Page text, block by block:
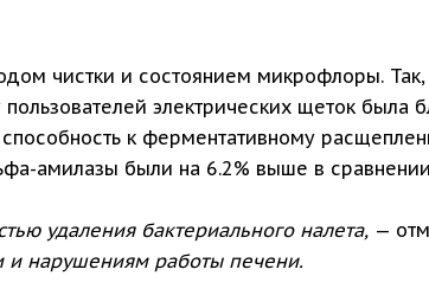
чистки и состоянием микрофлоры.
пользователей электрических щеток
к ферментативному
амилазы были на 6.2% выше в
удаления бактериального налета, —
и нарушениям работы печени.